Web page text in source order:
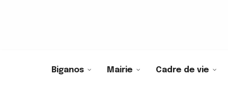
Biganos Mairie Cadre de vie